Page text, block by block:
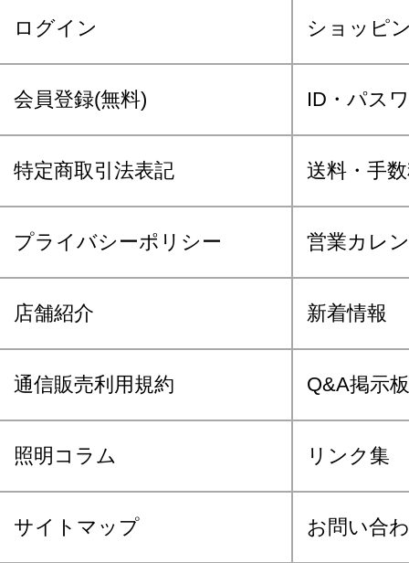
ログイン ショッピ
会員登録(無料) ID・パス
特定商取引法表記 送料・手
プライバシーポリシー 営業カレ
店舗紹介 新着情報
通信販売利用規約 Q&A掲示板
照明コラム リンク集
サイトマップ お問い合